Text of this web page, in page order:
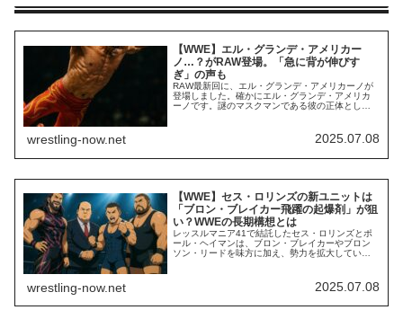
【WWE】エル・グランデ・アメリカー
ノ…？がRAW登場。「急に背が伸びす
ぎ」の声も
RAW最新回に、エル・グランデ・アメリカーノが
登場しました。確かにエル・グランデ・アメリカ
ーノです。謎のマスクマンである彼の正体として
が出るのでは…と噂されていました。しかし、ま
ったく影響なしのようです。RAW最新回で、エ
wrestling-now.net 2025.07.08
【WWE】セス・ロリンズの新ユニットは
「ブロン・ブレイカー飛躍の起爆剤」が狙
い？WWEの長期構想とは
レッスルマニア41で結託したセス・ロリンズとポ
ール・ヘイマンは、ブロン・ブレイカーやブロン
ソン・リードを味方に加え、勢力を拡大していま
らくは彼らが暴れ回る様子を楽しむことができる
でしょう。しかし、それが永遠に続くものだとは
wrestling-now.net 2025.07.08